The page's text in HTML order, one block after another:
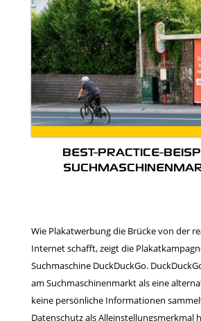
BEST-PRACTICE-
Wie Plakatwerbung die Brücke von der
Internet schafft, zeigt die
Suchmaschine DuckDuckGo.
am Suchmaschinenmarkt als eine
keine persönliche Informationen
Datenschutz als Alleinstellungsmerkmal